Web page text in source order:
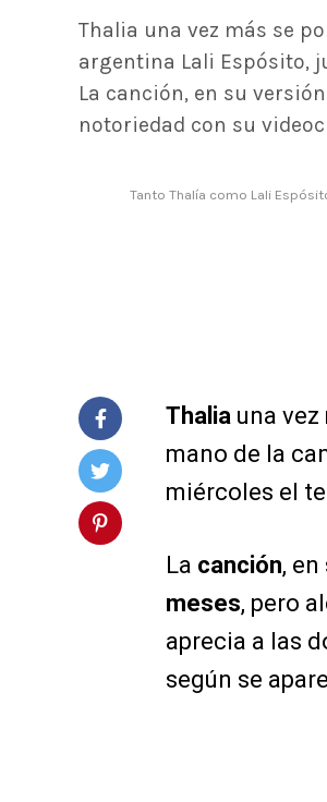
Thalia una vez más se
argentina Lali Espósito,
La canción, en su
notoriedad con su
Tanto Thalía como Lali
Thalia una
mano de la
miércoles el
La canción,
meses, pero
aprecia a las
según se